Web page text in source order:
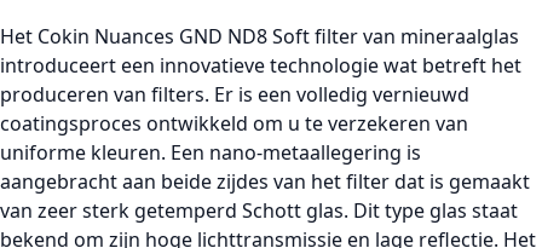
Het Cokin Nuances GND ND8 Soft filtervan mineraalglas
introduceert een innovatieve technologie wat betreft het
produceren van filters. Er is een volledig vernieuwd
coatingsproces ontwikkeld om u te verzekeren van
uniforme kleuren. Een nano-metaallegering is
aangebracht aan beide zijdes van het filter dat is gemaakt
van zeer sterk getemperd Schott glas. Dit type glas staat
bekend om zijn hoge lichttransmissie en lage reflectie. Het